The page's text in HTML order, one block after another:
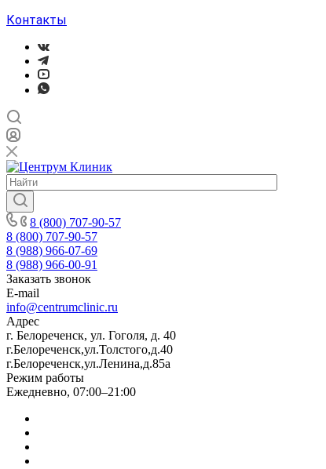
Контакты
8 (800) 707-90-57
8 (800) 707-90-57
8 (988) 966-07-69
8 (988) 966-00-91
Заказать звонок
E-mail
info@centrumclinic.ru
Адрес
г. Белореченск, ул. Гоголя, д. 40
г.Белореченск,ул.Толстого,д.40
г.Белореченск,ул.Ленина,д.85а
Режим работы
Ежедневно, 07:00–21:00